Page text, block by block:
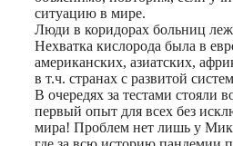
ситуацию в мире.
Люди в коридорах больниц
Нехватка кислорода была в
американских, азиатских,
в т.ч. странах с развитой
В очередях за тестами стояли
первый опыт для всех без
мира! Проблем нет лишь у